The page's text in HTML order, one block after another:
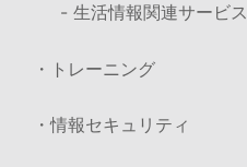
- 生活情報関連サービス
・トレーニング
・情報セキュリティ